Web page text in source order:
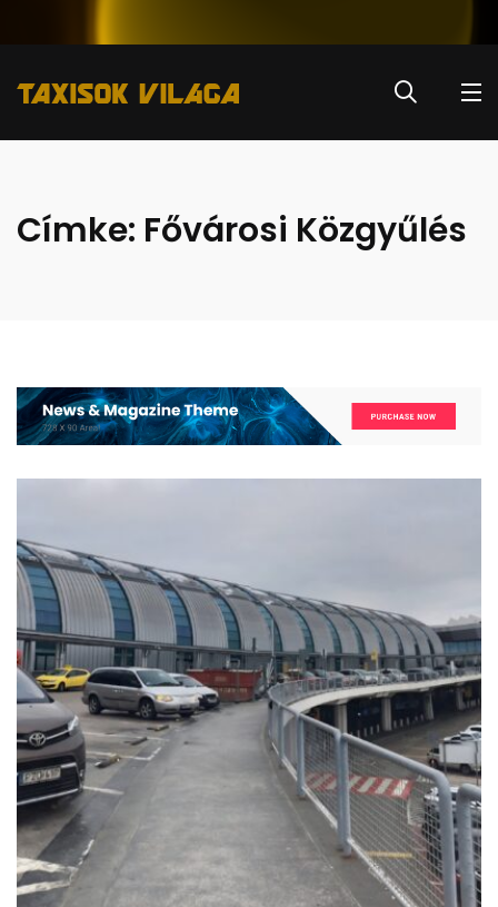
Címke: Fővárosi Közgyűlés